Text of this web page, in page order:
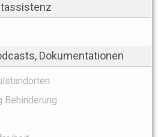
Dokumentationen
Behinderung